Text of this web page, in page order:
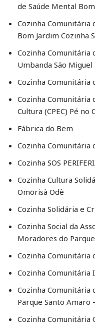
de Saúde Mental
Cozinha Comunitária
Bom Jardim Cozinha
Cozinha Comunitária
Umbanda São Miguel
Cozinha
Cozinha Comunitária
Cultura (CPEC) Pé no
Fábrica do Bem
Cozinha Comunitária
Cozinha SOS
Cozinha Cultura
Omõrisà Odè
Cozinha Solidária e
Cozinha Social da
Moradores do
Cozinha Comunitária
Cozinha
Cozinha Comunitária
Parque Santo Amaro
Cozinha Comunitária